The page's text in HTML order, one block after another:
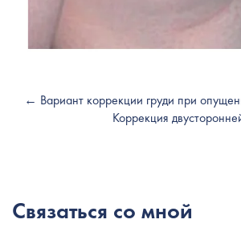
← Вариант коррекции груди при
Коррекция
Связаться со мной